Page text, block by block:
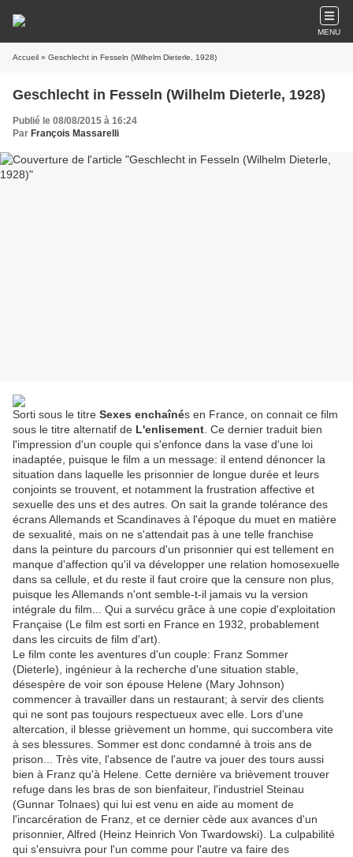
MENU
Accueil » Geschlecht in Fesseln (Wilhelm Dieterle, 1928)
Geschlecht in Fesseln (Wilhelm Dieterle, 1928)
Publié le 08/08/2015 à 16:24
Par François Massarelli
Sorti sous le titre Sexes enchaînés en France, on connait ce film
sous le titre alternatif de L'enlisement . Ce dernier traduit bien
l'impression d'un couple qui s'enfonce dans la vase d'une loi
inadaptée, puisque le film a un message: il entend dénoncer la
situation dans laquelle les prisonnier de longue durée et leurs
conjoints se trouvent, et notamment la frustration affective et
sexuelle des uns et des autres. On sait la grande tolérance des
écrans Allemands et Scandinaves à l'époque du muet en matière
de sexualité, mais on ne s'attendait pas à une telle franchise
dans la peinture du parcours d'un prisonnier qui est tellement en
manque d'affection qu'il va développer une relation homosexuelle
dans sa cellule, et du reste il faut croire que la censure non plus,
puisque les Allemands n'ont semble-t-il jamais vu la version
intégrale du film... Qui a survécu grâce à une copie d'exploitation
Française (Le film est sorti en France en 1932, probablement
dans les circuits de film d'art).
Le film conte les aventures d'un couple: Franz Sommer
(Dieterle), ingénieur à la recherche d'une situation stable,
désespère de voir son épouse Helene (Mary Johnson)
commencer à travailler dans un restaurant; à servir des clients
qui ne sont pas toujours respectueux avec elle. Lors d'une
altercation, il blesse grièvement un homme, qui succombera vite
à ses blessures. Sommer est donc condamné à trois ans de
prison... Très vite, l'absence de l'autre va jouer des tours aussi
bien à Franz qu'à Helene. Cette dernière va brièvement trouver
refuge dans les bras de son bienfaiteur, l'industriel Steinau
(Gunnar Tolnaes) qui lui est venu en aide au moment de
l'incarcération de Franz, et ce dernier cède aux avances d'un
prisonnier, Alfred (Heinz Heinrich Von Twardowski). La culpabilité
qui s'ensuivra pour l'un comme pour l'autre va faire des